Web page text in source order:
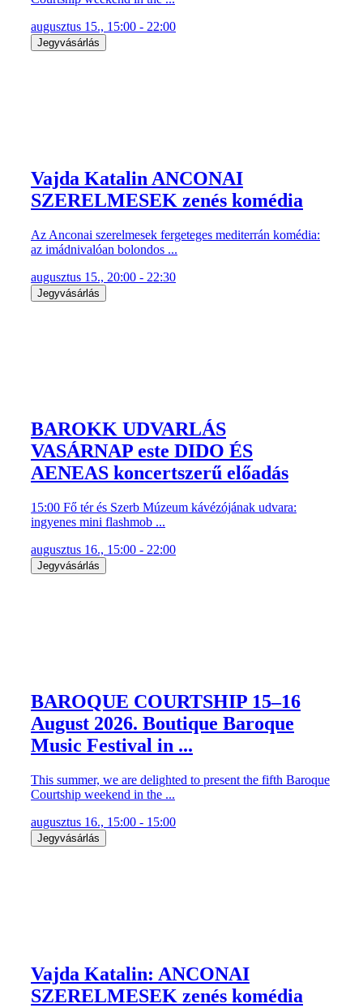
augusztus 15., 15:00 - 22:00
Jegyvásárlás
Vajda Katalin ANCONAI
SZERELMESEK zenés komédia
Az Anconai szerelmesek fergeteges mediterrán komédia:
az imádnivalóan bolondos ...
augusztus 15., 20:00 - 22:30
Jegyvásárlás
BAROKK UDVARLÁS
VASÁRNAP este DIDO ÉS
AENEAS koncertszerű előadás
15:00 Fő tér és Szerb Múzeum kávézójának udvara:
ingyenes mini flashmob ...
augusztus 16., 15:00 - 22:00
Jegyvásárlás
BAROQUE COURTSHIP 15–16
August 2026. Boutique Baroque
Music Festival in ...
This summer, we are delighted to present the fifth Baroque
Courtship weekend in the ...
augusztus 16., 15:00 - 15:00
Jegyvásárlás
Vajda Katalin: ANCONAI
SZERELMESEK zenés komédia